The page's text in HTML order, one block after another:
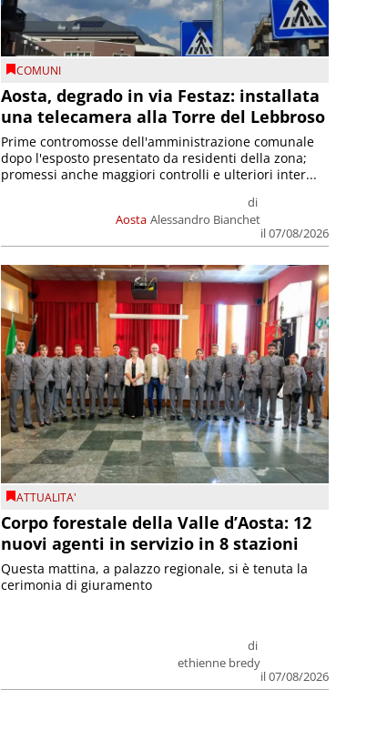
COMUNI
Aosta, degrado in via Festaz: installata
una telecamera alla Torre del Lebbroso
Aosta
di
Alessandro Bianchet
il 07/08/2026
Prime contromosse dell'amministrazione comunale
dopo l'esposto presentato da residenti della zona;
promessi anche maggiori controlli e ulteriori inter...
ATTUALITA'
Corpo forestale della Valle d’Aosta: 12
nuovi agenti in servizio in 8 stazioni
di
ethienne bredy
il 07/08/2026
Questa mattina, a palazzo regionale, si è tenuta la
cerimonia di giuramento